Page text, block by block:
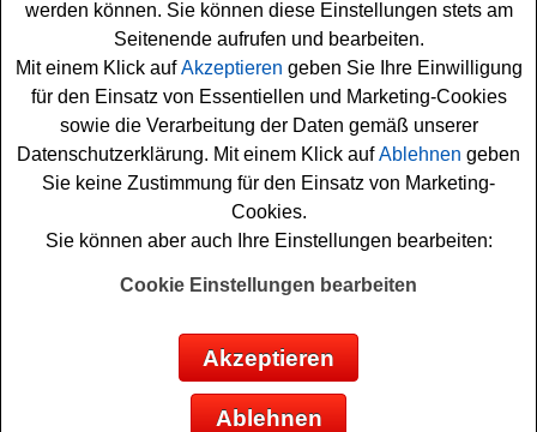
Gewinnsumme ▲ ▼ Gewinnanzahl
Berlin Reise und Fotoshooting gewinnen -
BYM Gewinnspiel
werden können. Sie können diese Einstellungen stets am
Seitenende aufrufen und bearbeiten.
Mit einem Klick aufAkzeptieren geben Sie Ihre Einwilligung
für den Einsatz von Essentiellen und Marketing-Cookies
sowie die Verarbeitung der Daten gemäß unserer
Datenschutzerklärung. Mit einem Klick aufAblehnen geben
Sie keine Zustimmung für den Einsatz von Marketing-
Cookies.
Sie können aber auch Ihre Einstellungen bearbeiten:
Cookie Einstellungen bearbeiten
Akzeptieren
Ablehnen